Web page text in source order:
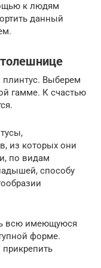
к людям
данный
Выберем
гамме. К счастью
из которых они
по видам
способу
всю имеющуюся
форме.